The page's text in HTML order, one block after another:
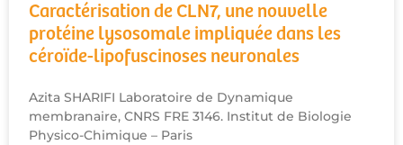
Caractérisation de CLN7, une nouvelle
protéine lysosomale impliquée dans les
céroïde-lipofuscinoses neuronales
Azita SHARIFI Laboratoire de Dynamique
membranaire, CNRS FRE 3146. Institut de Biologie
Physico-Chimique – Paris